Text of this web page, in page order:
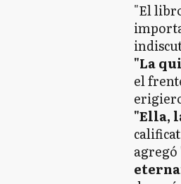
"El
"La
el
"Ella,
agregó